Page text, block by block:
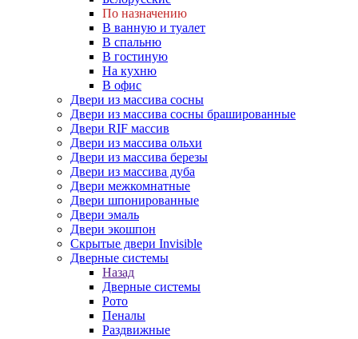
По назначению
В ванную и туалет
В спальню
В гостиную
На кухню
В офис
Двери из массива сосны
Двери из массива сосны брашированные
Двери RIF массив
Двери из массива ольхи
Двери из массива березы
Двери из массива дуба
Двери межкомнатные
Двери шпонированные
Двери эмаль
Двери экошпон
Скрытые двери Invisible
Дверные системы
Назад
Дверные системы
Рото
Пеналы
Раздвижные